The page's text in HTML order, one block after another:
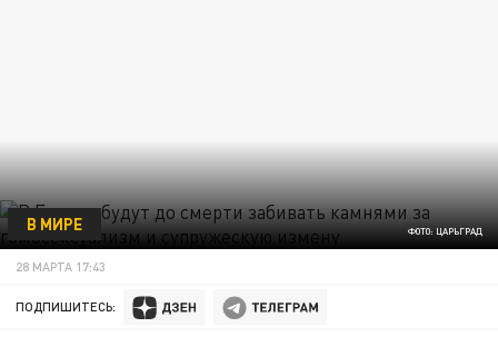
ФОТО: ЦАРЬГРАД
В МИРЕ
28 МАРТА 17:43
ПОДПИШИТЕСЬ: